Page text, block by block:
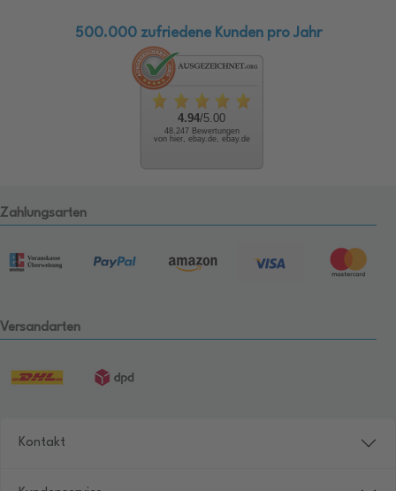
500.000 zufriedene Kunden pro Jahr
4.94/5.00
48.247 Bewertungen
von hier, ebay.de, ebay.de
Zahlungsarten
Versandarten
Kontakt